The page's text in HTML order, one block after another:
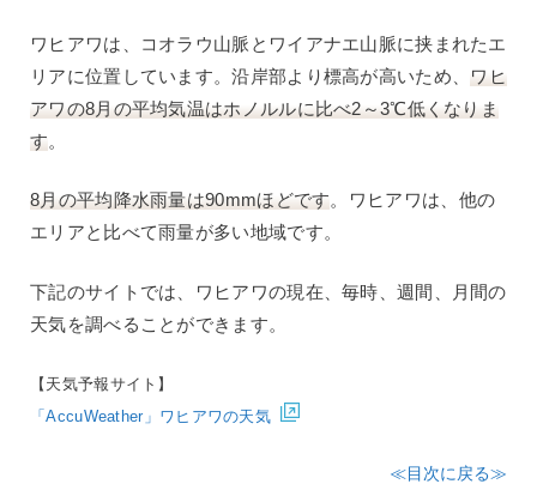
ワヒアワは、コオラウ山脈とワイアナエ山脈に挟まれたエ
リアに位置しています。沿岸部より標高が高いため、
ワヒ
アワの8月の平均気温はホノルルに比べ2～3℃低くなりま
す。
8月の平均降水雨量は90mmほどです。ワヒアワは、他の
エリアと比べて雨量が多い地域です。
下記のサイトでは、ワヒアワの現在、毎時、週間、月間の
天気を調べることができます。
【天気予報サイト】
「AccuWeather」ワヒアワの天気
≪目次に戻る≫